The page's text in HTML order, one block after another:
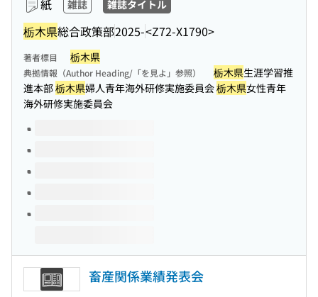
紙 雑誌 雑誌タイトル
栃木県総合政策部2025-<Z72-X1790>
著者標目 栃木県
典拠情報（Author Heading/「を見よ」参照） 栃木県生涯学習推
進本部栃木県婦人青年海外研修実施委員会栃木県女性青年
海外研修実施委員会
このタイトルの巻号
畜産関係業績発表会